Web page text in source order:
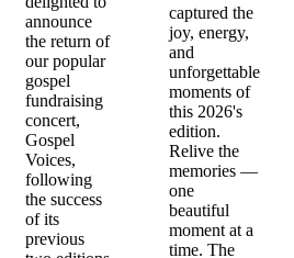
announce
the return of
our popular
gospel
fundraising
concert,
Gospel
Voices,
following
the success
of its
previous
captured the
joy, energy,
and
unforgettable
moments of
this 2026's
edition.
Relive the
memories —
one
beautiful
moment at a
time. The